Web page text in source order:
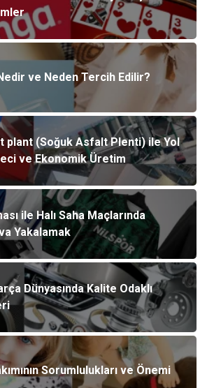
ve Neden Tercih Edilir?
plant (Soğuk Asfalt Plenti) ile Yol
ve Ekonomik Üretim
ile Halı Saha Maçlarında
Yakalamak
Dünyasında Kalite Odaklı
Sorumlulukları ve Önemi